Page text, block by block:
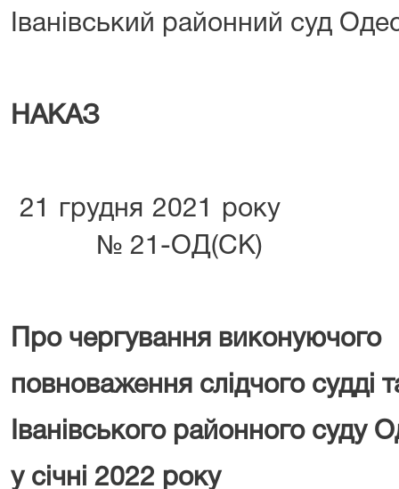
Іванівський районний суд
НАКАЗ
21 грудня 2021 року
№ 21-ОД(СК)
Про чергування виконуючого
повноваження слідчого судді
Іванівського районного суду
у січні 2022 року